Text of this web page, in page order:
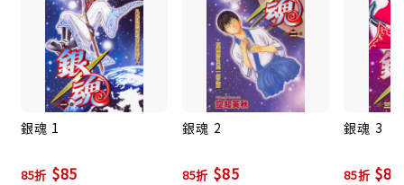
銀魂 1
85折 $85
銀魂 2
85折 $85
銀魂 3
85折 $85